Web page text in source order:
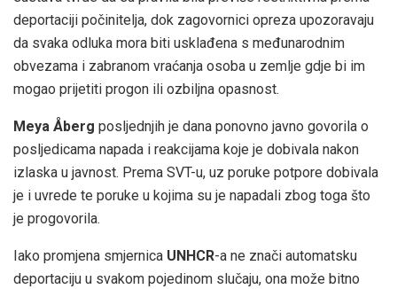
deportaciji počinitelja, dok zagovornici opreza upozoravaju
da svaka odluka mora biti usklađena s međunarodnim
obvezama i zabranom vraćanja osoba u zemlje gdje bi im
mogao prijetiti progon ili ozbiljna opasnost.
Meya Åberg posljednjih je dana ponovno javno govorila o
posljedicama napada i reakcijama koje je dobivala nakon
izlaska u javnost. Prema SVT-u, uz poruke potpore dobivala
je i uvrede te poruke u kojima su je napadali zbog toga što
je progovorila.
Iako promjena smjernica UNHCR-a ne znači automatsku
deportaciju u svakom pojedinom slučaju, ona može bitno